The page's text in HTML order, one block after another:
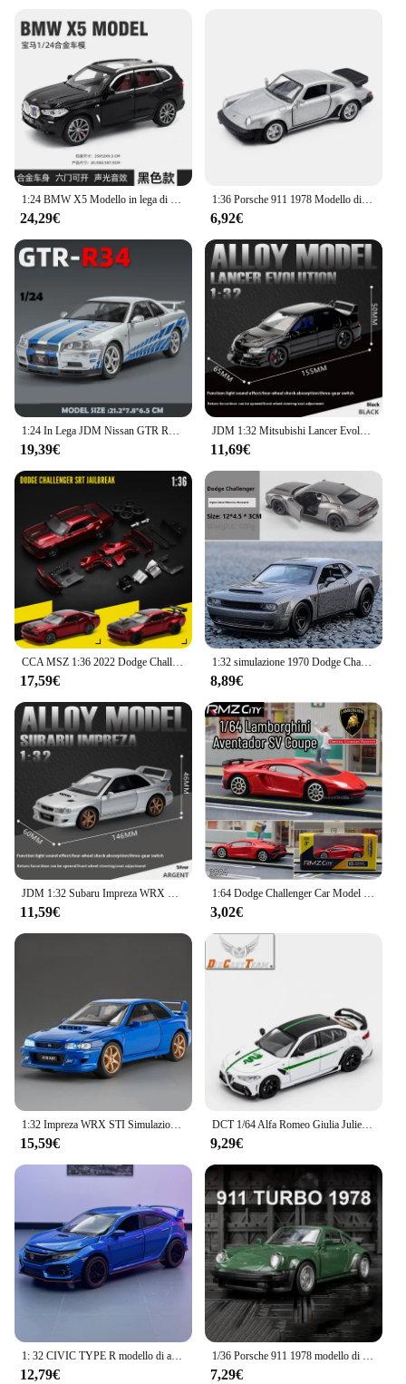
1:24 BMW X5 Modello in lega di auto SUC Giocattolo da collezione Auto in miniatura pressofuso in lega Modello di veicolo Suono e luce Giocattoli per il regalo del capretto C120
24,29€
1:36 Porsche 911 1978 Modello di auto in lega Giocattolo Simulazione Metallo pressofuso con tirare indietro Decorazione Mini auto Collezione di regali per bambini
6,92€
1:24 In Lega JDM Nissan GTR R34 Sport Auto Veicoli Giocattolo Modello di Auto In Metallo Suono Luce Collezione Auto Giocattoli Per Il Regalo Dei Bambini
19,39€
JDM 1:32 Mitsubishi Lancer Evolution timone destro Serie Super Racing in lega di metallo pressofuso modello di auto suono e luce regalo per amico
11,69€
CCA MSZ 1:36 2022 Dodge Challenger SRT Jailbreak lega giocattolo modello di auto da corsa serie di montaggio in lega auto sportive stili di montaggio
17,59€
1:32 simulazione 1970 Dodge Charger lega modello di auto sportiva luce sonora tirare indietro auto di lusso giocattolo per bambini ornamenti regalo
8,89€
JDM 1:32 Subaru Impreza WRX STI Modificato Mini GT In Lega di Metallo Pressofuso Modello di Auto Suono e Luce Decorativi Da Collezione Presente Ragazzo
11,59€
1:64 Dodge Challenger Car Model Scale Replica Diecast Miniature Art BMW VW Ford Lamborghini Vehicle Collection Kid Boy Gift Toy
3,02€
1:32 Impreza WRX STI Simulazione Modello di Auto Veloce Furioso Metallo Fonde Sotto Pressione e Veicoli Giocattolo Decorazione In Lega Uomo Bambino Regalo Ragazzo Giocattoli
15,59€
DCT 1/64 Alfa Romeo Giulia Juliet GTA Auto In Lega di Veicolo A Motore Pressofuso In Metallo Modello Per Bambini Regalo Di Natale Giocattoli per I Ragazzi
9,29€
1: 32 CIVIC TYPE R modello di auto in lega giocattolo pressofuso con veicoli sonori e leggeri decorazione giocattoli per regalo per bambini
12,79€
1/36 Porsche 911 1978 modello di auto in lega giocattolo simulazione pressofuso in metallo con decorazione a strappo Mini auto collezione di regali per bambini
7,29€